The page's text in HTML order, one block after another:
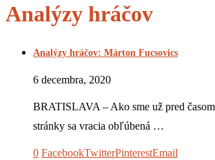
Analýzy hráčov
Analýzy hráčov: Márton Fucsovics
6 decembra, 2020
BRATISLAVA – Ako sme už pred
stránky sa vracia obľúbená …
0 FacebookTwitterPinterestEmail